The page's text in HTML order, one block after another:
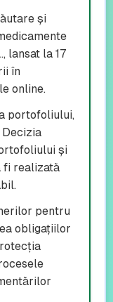
și
lansat la 17
în
online.
portofoliului,
și
fi realizată
pentru
obligațiilor